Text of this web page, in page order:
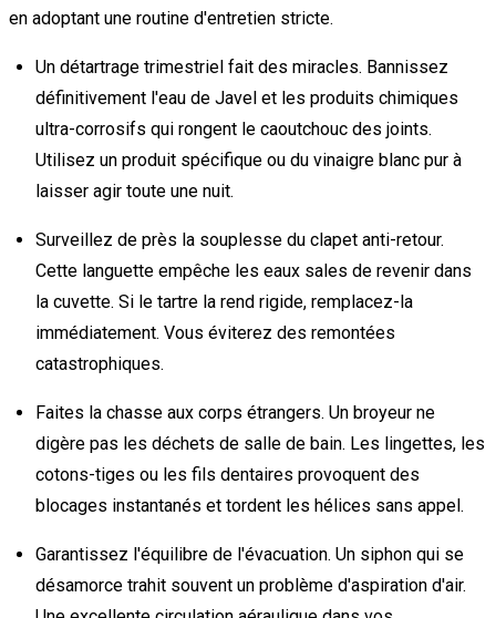
en adoptant une routine d'entretien stricte.
Un détartrage trimestriel fait des miracles. Bannissez
définitivement l'eau de Javel et les produits chimiques
ultra-corrosifs qui rongent le caoutchouc des joints.
Utilisez un produit spécifique ou du vinaigre blanc pur à
laisser agir toute une nuit.
Surveillez de près la souplesse du clapet anti-retour.
Cette languette empêche les eaux sales de revenir dans
la cuvette. Si le tartre la rend rigide, remplacez-la
immédiatement. Vous éviterez des remontées
catastrophiques.
Faites la chasse aux corps étrangers. Un broyeur ne
digère pas les déchets de salle de bain. Les lingettes, les
cotons-tiges ou les fils dentaires provoquent des
blocages instantanés et tordent les hélices sans appel.
Garantissez l'équilibre de l'évacuation. Un siphon qui se
désamorce trahit souvent un problème d'aspiration d'air.